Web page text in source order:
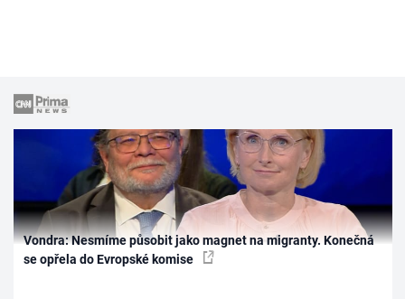
Vondra: Nesmíme působit jako magnet na migranty. Konečná
se opřela do Evropské komise